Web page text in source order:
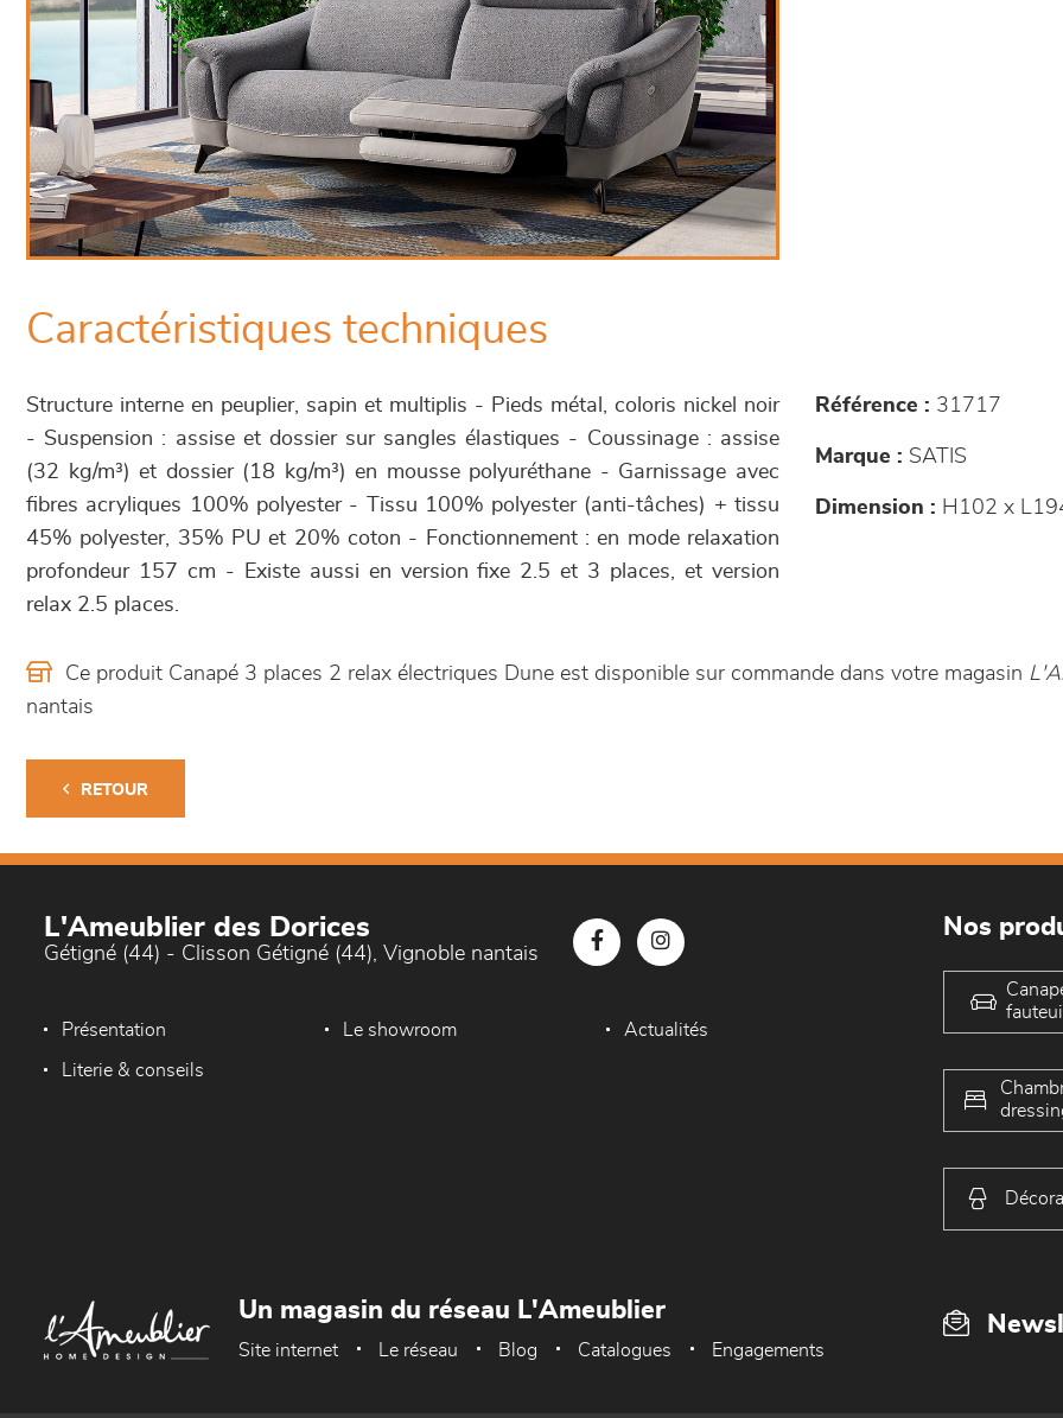
Caractéristiques techniques
Structure interne en peuplier, sapin et multiplis - Pieds métal, coloris nickel noir
- Suspension : assise et dossier sur sangles élastiques - Coussinage : assise
(32 kg/m³) et dossier (18 kg/m³) en mousse polyuréthane - Garnissage avec
fibres acryliques 100% polyester - Tissu 100% polyester (anti-tâches) + tissu
45% polyester, 35% PU et 20% coton - Fonctionnement : en mode relaxation
profondeur 157 cm - Existe aussi en version fixe 2.5 et 3 places, et version
relax 2.5 places.
Référence : 31717
Marque : SATIS
Dimension : H102 x
Ce produit Canapé 3 places 2 relax électriques Dune est disponible sur commande dans votre magasin
nantais
RETOUR
L'Ameublier des Dorices
Gétigné (44) - Clisson Gétigné (44), Vignoble nantais
Présentation Le showroom Actualités
Literie & conseils
Nos
Un magasin du réseau L'Ameublier
Site internet Le réseau Blog Catalogues Engagements